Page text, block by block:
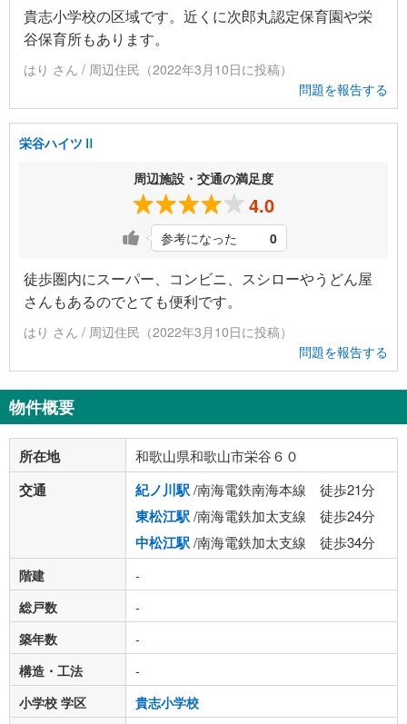
貴志小学校の区域です。近くに次郎丸認定保育園や栄
谷保育所もあります。
はり さん / 周辺住民（2022年3月10日に投稿）
問題を報告する
栄谷ハイツⅡ
周辺施設・交通の満足度
4.0
参考になった 0
徒歩圏内にスーパー、コンビニ、スシローやうどん屋
さんもあるのでとても便利です。
はり さん / 周辺住民（2022年3月10日に投稿）
問題を報告する
物件概要
所在地 和歌山県和歌山市栄谷６０
交通 紀ノ川駅/南海電鉄南海本線 徒歩21分
東松江駅/南海電鉄加太支線 徒歩24分
中松江駅/南海電鉄加太支線 徒歩34分
階建
-
総戸数
-
築年数
-
構造・工法
-
小学校 学区
貴志小学校